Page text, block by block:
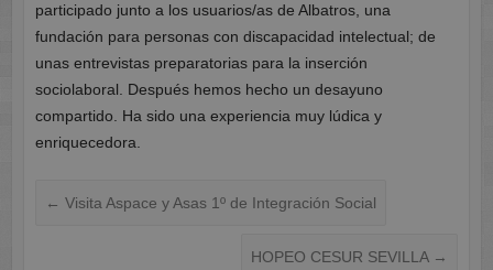
participado junto a los usuarios/as de Albatros, una
fundación para personas con discapacidad intelectual; de
unas entrevistas preparatorias para la inserción
sociolaboral. Después hemos hecho un desayuno
compartido. Ha sido una experiencia muy lúdica y
enriquecedora.
← Visita Aspace y Asas 1º de Integración Social
HOPEO CESUR SEVILLA →